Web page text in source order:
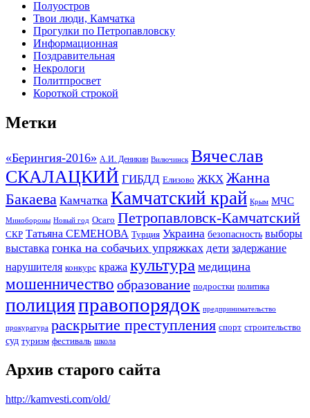
Полуостров
Твои люди, Камчатка
Прогулки по Петропавловску
Информационная
Поздравительная
Некрологи
Политпросвет
Короткой строкой
Метки
«Берингия-2016» А.И. Деникин Вилючинск Вячеслав
СКАЛАЦКИЙ ГИБДД Елизово ЖКХ Жанна
Бакаева Камчатка Камчатский край Крым МЧС
Минобороны Новый год Осаго Петропавловск-Камчатский
СКР Татьяна СЕМЕНОВА Турция Украина безопасность выборы
выставка гонка на собачьих упряжках дети задержание
нарушителя конкурс кража культура медицина
мошенничество образование подростки политика
полицияправопорядок предпринимательство
прокуратура раскрытие преступления спорт строительство
суд туризм фестиваль школа
Архив старого сайта
http://kamvesti.com/old/